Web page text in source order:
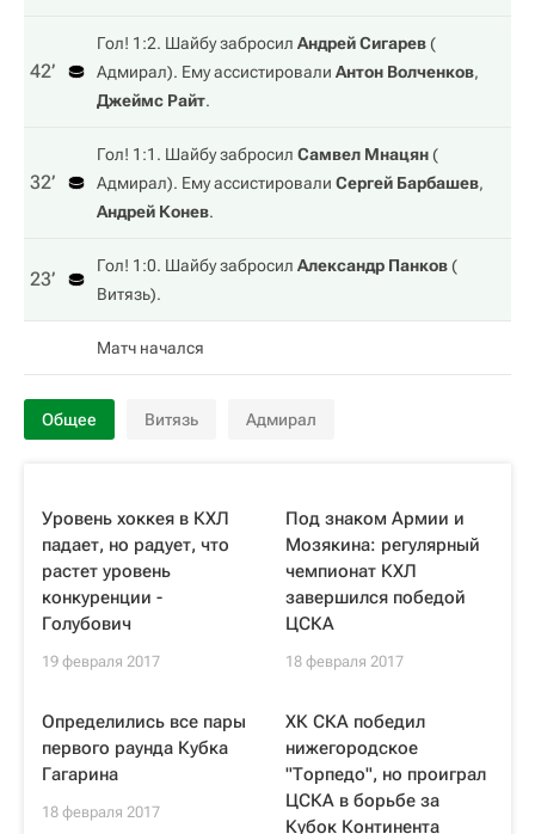
42‎’‎
Гол! 1:2. Шайбу забросил Андрей Сигарев(
Адмирал). Ему ассистировали Антон Волченков,
Джеймс Райт.
32‎’‎
Гол! 1:1. Шайбу забросил Самвел Мнацян(
Адмирал). Ему ассистировали Сергей Барбашев,
Андрей Конев.
23‎’‎
Гол! 1:0. Шайбу забросил Александр Панков(
Витязь).
Матч начался
Общее Витязь Адмирал
Уровень хоккея в КХЛ
падает, но радует, что
растет уровень
конкуренции -
Голубович
19 февраля 2017
Под знаком Армии и
Мозякина: регулярный
чемпионат КХЛ
завершился победой
ЦСКА
18 февраля 2017
Определились все пары
первого раунда Кубка
Гагарина
18 февраля 2017
ХК СКА победил
нижегородское
"Торпедо", но проиграл
ЦСКА в борьбе за
Кубок Континента